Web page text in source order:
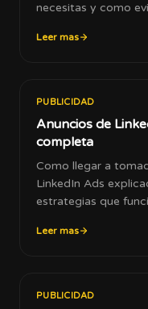
necesitas y como
Leer mas
PUBLICIDAD
Anuncios de
completa
Como llegar a
LinkedIn Ads
estrategias que
Leer mas
PUBLICIDAD